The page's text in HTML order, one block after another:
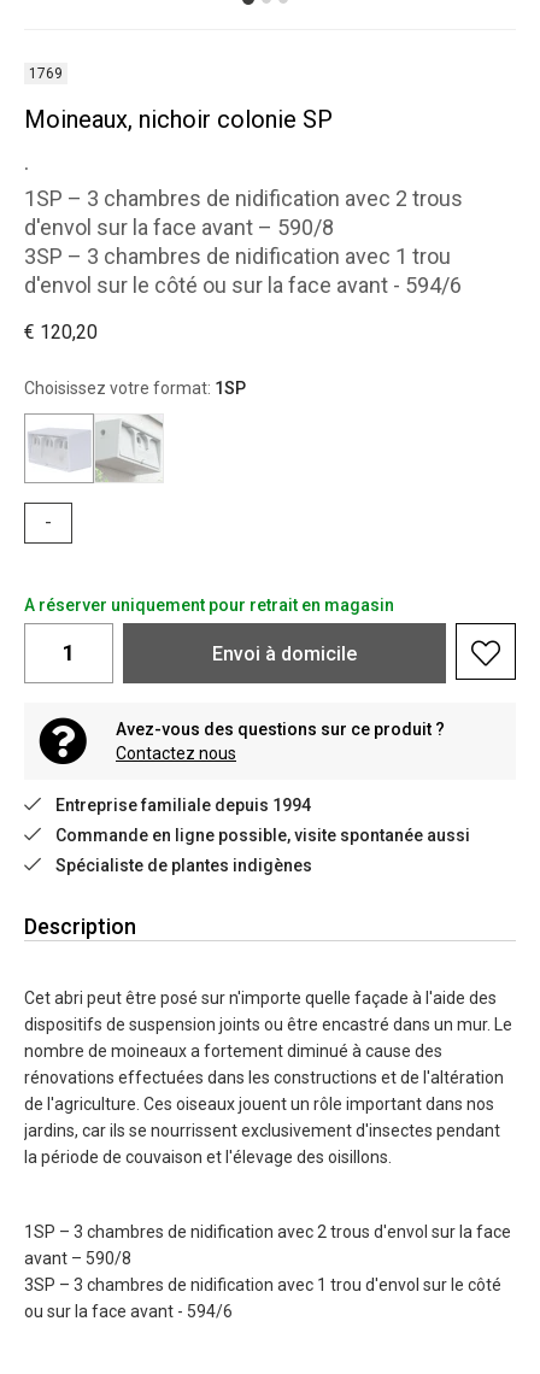
1769
Moineaux, nichoir colonie SP
.
1SP – 3 chambres de nidification avec 2 trous
d'envol sur la face avant – 590/8
3SP – 3 chambres de nidification avec 1 trou
d'envol sur le côté ou sur la face avant - 594/6
€ 120,20
Choisissez votre format: 1SP
-
A réserver uniquement pour retrait en magasin
Envoi à domicile
Avez-vous des questions sur ce produit ?
Contactez nous
Entreprise familiale depuis 1994
Commande en ligne possible, visite spontanée aussi
Spécialiste de plantes indigènes
Description
Cet abri peut être posé sur n'importe quelle façade à l'aide des
dispositifs de suspension joints ou être encastré dans un mur. Le
nombre de moineaux a fortement diminué à cause des
rénovations effectuées dans les constructions et de l'altération
de l'agriculture. Ces oiseaux jouent un rôle important dans nos
jardins, car ils se nourrissent exclusivement d'insectes pendant
la période de couvaison et l'élevage des oisillons.
1SP – 3 chambres de nidification avec 2 trous d'envol sur la face
avant – 590/8
3SP – 3 chambres de nidification avec 1 trou d'envol sur le côté
ou sur la face avant - 594/6